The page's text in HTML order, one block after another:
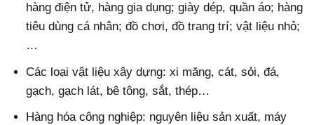
hàng điện tử, hàng gia dụng; giày dép, quần áo; hàng
tiêu dùng cá nhân; đồ chơi, đồ trang trí; vật liệu nhỏ;
…
Các loại vật liệu xây dựng: xi măng, cát, sỏi, đá,
gạch, gạch lát, bê tông, sắt, thép…
Hàng hóa công nghiệp: nguyên liệu sản xuất, máy